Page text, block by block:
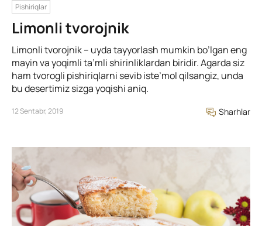
Pishiriqlar
Limonli tvorojnik
Limonli tvorojnik – uyda tayyorlash mumkin bo’lgan eng
mayin va yoqimli ta’mli shirinliklardan biridir. Agarda siz
ham tvorogli pishiriqlarni sevib iste’mol qilsangiz, unda
bu desertimiz sizga yoqishi aniq.
12 Sentabr, 2019 Sharhlar